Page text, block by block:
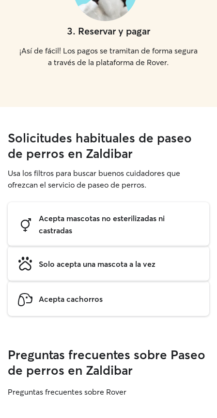
3. Reservar y pagar
¡Así de fácil! Los pagos se tramitan de forma segura
a través de la plataforma de Rover.
Solicitudes habituales de paseo
de perros en Zaldibar
Usa los filtros para buscar buenos cuidadores que
ofrezcan el servicio de paseo de perros.
Acepta mascotas no esterilizadas ni
castradas
Solo acepta una mascota a la vez
Acepta cachorros
Preguntas frecuentes sobre Paseo
de perros en Zaldibar
Preguntas frecuentes sobre Rover